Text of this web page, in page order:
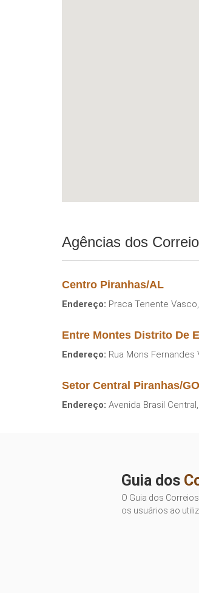
Agências dos
Centro Piranhas/AL
Endereço: Praca Tenente
Entre Montes Distrito De
Endereço: Rua Mons Fernandes
Setor Central Piranhas/GO
Endereço: Avenida Brasil
Guia dos
O Guia dos
os usuários ao